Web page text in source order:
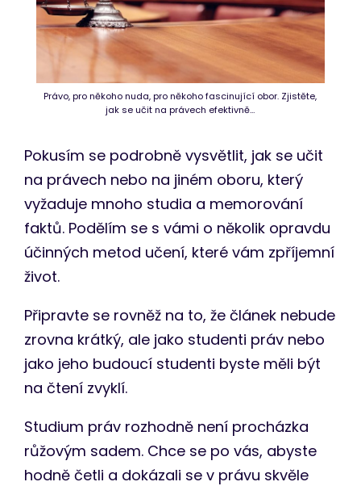
Právo, pro někoho nuda, pro někoho fascinující obor. Zjistěte,
jak se učit na právech efektivně…
Pokusím se podrobně vysvětlit, jak se učit
na právech nebo na jiném oboru, který
vyžaduje mnoho studia a memorování
faktů. Podělím se s vámi o několik opravdu
účinných metod učení, které vám zpříjemní
život.
Připravte se rovněž na to, že článek nebude
zrovna krátký, ale jako studenti práv nebo
jako jeho budoucí studenti byste měli být
na čtení zvyklí.
Studium práv rozhodně není procházka
růžovým sadem. Chce se po vás, abyste
hodně četli a dokázali se v právu skvěle